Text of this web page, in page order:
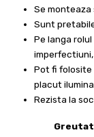
Se
Sunt
Pe langa
imperfectiuni,
Pot fi folosite
placut
Rezista la